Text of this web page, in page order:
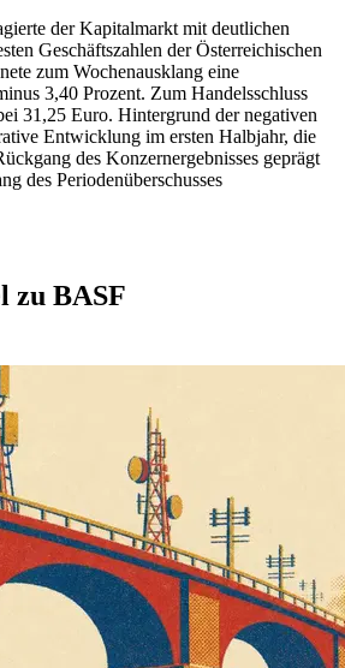
der Kapitalmarkt mit deutlichen
Geschäftszahlen der Österreichischen
zum Wochenausklang eine
3,40 Prozent. Zum Handelsschluss
31,25 Euro. Hintergrund der negativen
Entwicklung im ersten Halbjahr, die
des Konzernergebnisses geprägt
des Periodenüberschusses
zu BASF